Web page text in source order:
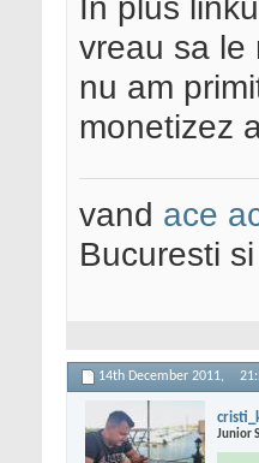
vreau sa le
nu am
monetizez
vand ace
Bucuresti
14th December 2011,
Junior